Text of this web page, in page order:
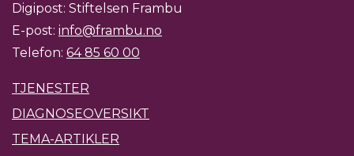
Digipost: Stiftelsen Frambu
E-post: info@frambu.no
Telefon: 64 85 60 00
TJENESTER
DIAGNOSEOVERSIKT
TEMA-ARTIKLER